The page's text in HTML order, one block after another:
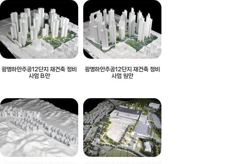
광명하안주공12단지 재건축 정비
사업 B안
광명하안주공12단지 재건축 정비
사업 원안